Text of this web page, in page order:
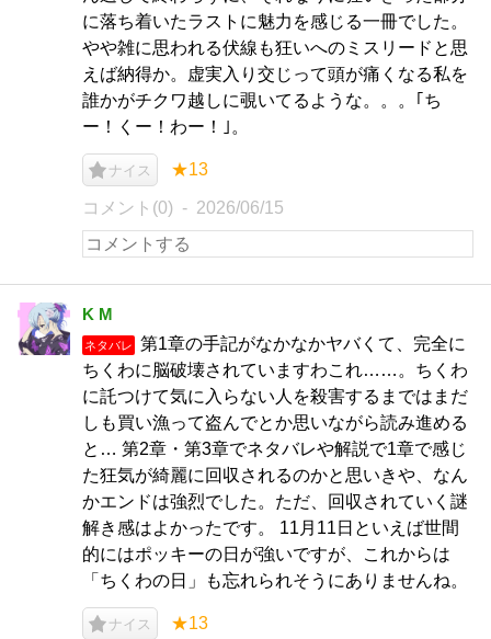
に落ち着いたラストに魅力を感じる一冊でした。
やや雑に思われる伏線も狂いへのミスリードと思
えば納得か。虚実入り交じって頭が痛くなる私を
誰かがチクワ越しに覗いてるような。。。｢ち
ー！くー！わー！｣。
ナイス ★13
コメント(0) 2026/06/15
K M
ネタバレ
第1章の手記がなかなかヤバくて、完全に
ちくわに脳破壊されていますわこれ……。ちくわ
に託つけて気に入らない人を殺害するまではまだ
しも買い漁って盗んでとか思いながら読み進める
と… 第2章・第3章でネタバレや解説で1章で感じ
た狂気が綺麗に回収されるのかと思いきや、なん
かエンドは強烈でした。ただ、回収されていく謎
解き感はよかったです。 11月11日といえば世間
的にはポッキーの日が強いですが、これからは
「ちくわの日」も忘れられそうにありませんね。
ナイス ★13